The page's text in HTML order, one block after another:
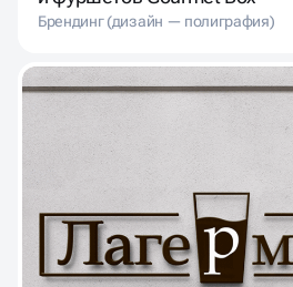
Брендинг (дизайн — полиграфия)